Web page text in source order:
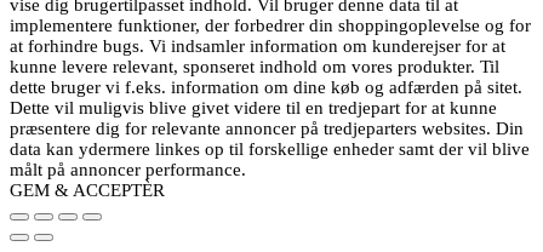
vise dig brugertilpasset indhold. Vil bruger denne data til at
implementere funktioner, der forbedrer din shoppingoplevelse og for
at forhindre bugs. Vi indsamler information om kunderejser for at
kunne levere relevant, sponseret indhold om vores produkter. Til
dette bruger vi f.eks. information om dine køb og adfærden på sitet.
Dette vil muligvis blive givet videre til en tredjepart for at kunne
præsentere dig for relevante annoncer på tredjeparters websites. Din
data kan ydermere linkes op til forskellige enheder samt der vil blive
målt på annoncer performance.
GEM & ACCEPTÈR